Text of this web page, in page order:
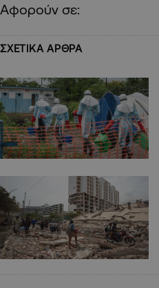
Αφορούν σε:
ΣΧΕΤΙΚΑ ΑΡΘΡΑ